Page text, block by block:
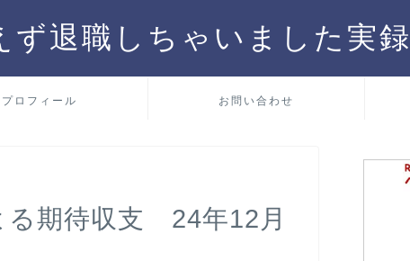
ず退職しちゃいました実録
プロフィール お問い合わせ
る期待収支 24年12月